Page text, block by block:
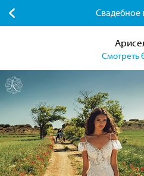
Свадебное
Смотреть